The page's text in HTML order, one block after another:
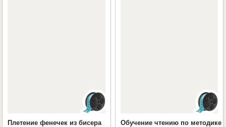
Плетение фенечек из бисера
Обучение чтению по методике